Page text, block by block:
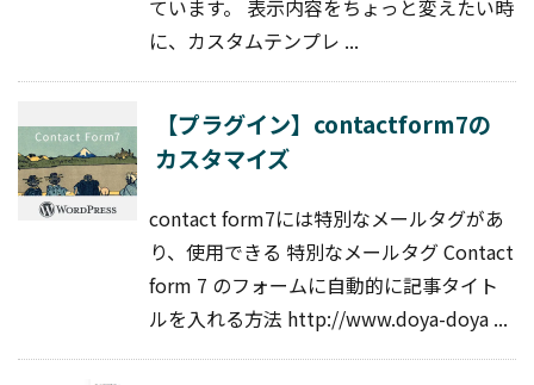
ています。 表示内容をちょっと変えたい時
に、カスタムテンプレ ...
【プラグイン】contactform7の
カスタマイズ
contact form7には特別なメールタグがあ
り、使用できる 特別なメールタグ Contact
form 7 のフォームに自動的に記事タイト
ルを入れる方法 http://www.doya-doya ...